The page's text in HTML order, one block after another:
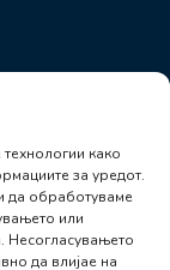
како
за уредот.
да обработуваме
или
Несогласувањето
да влијае на